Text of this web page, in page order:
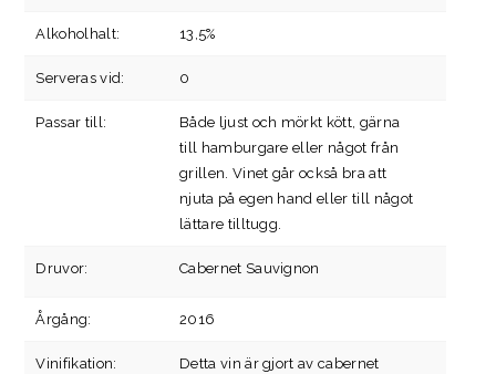
Alkoholhalt: 13,5%
Serveras vid: 0
Passar till:
Både ljust och mörkt kött, gärna
till hamburgare eller något från
grillen. Vinet går också bra att
njuta på egen hand eller till något
lättare tilltugg.
Druvor: Cabernet Sauvignon
Årgång: 2016
Vinifikation:
Detta vin är gjort av cabernet